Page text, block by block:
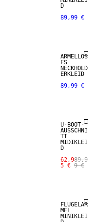
D
89,99 €
ÄRMELLOS
ES
NECKHOLD
ERKLEID
89,99 €
U-BOOT-
AUSSCHNI
TT
MIDIKLEI
D
62,9
5 €
89,9
9 €
FLÜGELÄR
MEL
MINIKLEI